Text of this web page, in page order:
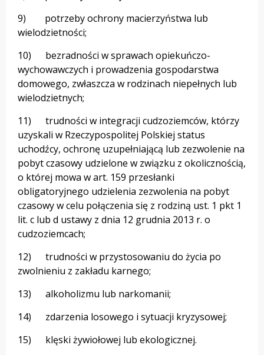
9) potrzeby ochrony macierzyństwa lub
wielodzietności;
10) bezradności w sprawach opiekuńczo-
wychowawczych i prowadzenia gospodarstwa
domowego, zwłaszcza w rodzinach niepełnych lub
wielodzietnych;
11) trudności w integracji cudzoziemców, którzy
uzyskali w Rzeczypospolitej Polskiej status
uchodźcy, ochronę uzupełniającą lub zezwolenie na
pobyt czasowy udzielone w związku z okolicznością,
o której mowa w art. 159 przesłanki
obligatoryjnego udzielenia zezwolenia na pobyt
czasowy w celu połączenia się z rodziną ust. 1 pkt 1
lit. c lub d ustawy z dnia 12 grudnia 2013 r. o
cudzoziemcach;
12) trudności w przystosowaniu do życia po
zwolnieniu z zakładu karnego;
13) alkoholizmu lub narkomanii;
14) zdarzenia losowego i sytuacji kryzysowej;
15) klęski żywiołowej lub ekologicznej.